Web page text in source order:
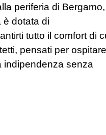
periferia di Bergamo,
è dotata di
tutto il comfort di
pensati per ospitare
indipendenza senza